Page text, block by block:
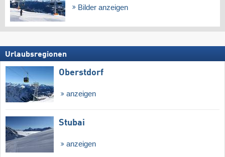
Bilder anzeigen
Urlaubsregionen
Oberstdorf
anzeigen
Stubai
anzeigen